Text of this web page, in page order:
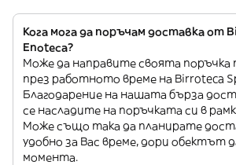
Кога мога да поръчам доставка от
Enoteca?
Може да направите своята поръчка
през работното време на Birroteca
Благодарение на нашата бърза
се насладите на поръчката си в
Може също така да планирате
удобно за Вас време, дори обектът
момента.